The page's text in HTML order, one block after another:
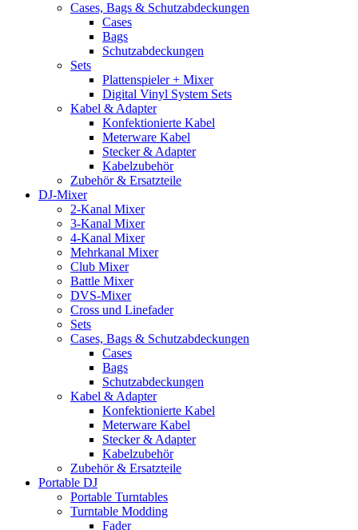
Cases, Bags & Schutzabdeckungen
Cases
Bags
Schutzabdeckungen
Sets
Plattenspieler + Mixer
Digital Vinyl System Sets
Kabel & Adapter
Konfektionierte Kabel
Meterware Kabel
Stecker & Adapter
Kabelzubehör
Zubehör & Ersatzteile
DJ-Mixer
2-Kanal Mixer
3-Kanal Mixer
4-Kanal Mixer
Mehrkanal Mixer
Club Mixer
Battle Mixer
DVS-Mixer
Cross und Linefader
Sets
Cases, Bags & Schutzabdeckungen
Cases
Bags
Schutzabdeckungen
Kabel & Adapter
Konfektionierte Kabel
Meterware Kabel
Stecker & Adapter
Kabelzubehör
Zubehör & Ersatzteile
Portable DJ
Portable Turntables
Turntable Modding
Fader